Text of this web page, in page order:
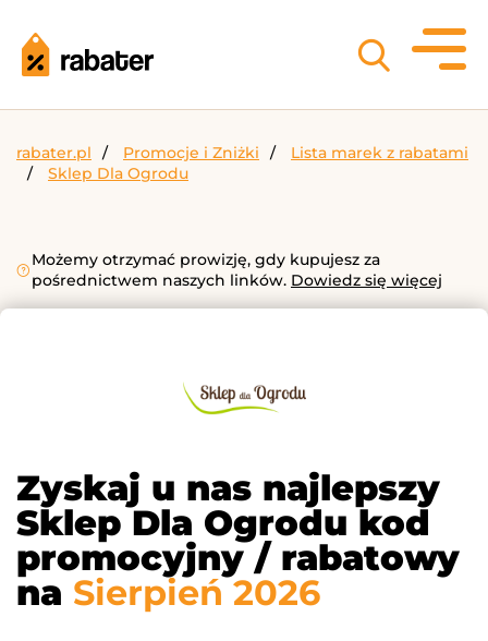
rabater.pl Promocje i Zniżki
Lista marek z rabatami
Sklep Dla Ogrodu
Możemy otrzymać prowizję, gdy kupujesz za
pośrednictwem naszych linków. Dowiedz się więcej
Zyskaj u nas najlepszy
Sklep Dla Ogrodu kod
promocyjny / rabatowy
na Sierpień 2026